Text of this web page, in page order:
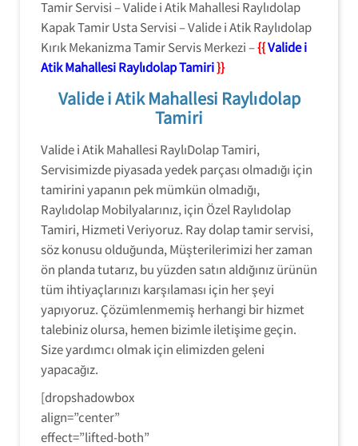
Tamir Servisi – Valide i Atik Mahallesi Raylıdolap
Kapak Tamir Usta Servisi – Valide i Atik Raylıdolap
Kırık Mekanizma Tamir Servis Merkezi –{{Valide i
Atik Mahallesi Raylıdolap Tamiri}}
Valide i Atik Mahallesi Raylıdolap
Tamiri
Valide i Atik Mahallesi RaylıDolap Tamiri,
Servisimizde piyasada yedek parçası olmadığı için
tamirini yapanın pek mümkün olmadığı,
Raylıdolap Mobilyalarınız, için Özel Raylıdolap
Tamiri, Hizmeti Veriyoruz. Ray dolap tamir servisi,
söz konusu olduğunda, Müşterilerimizi her zaman
ön planda tutarız, bu yüzden satın aldığınız ürünün
tüm ihtiyaçlarınızı karşılaması için her şeyi
yapıyoruz. Çözümlenmemiş herhangi bir hizmet
talebiniz olursa, hemen bizimle iletişime geçin.
Size yardımcı olmak için elimizden geleni
yapacağız.
[dropshadowbox
align=”center”
effect=”lifted-both”